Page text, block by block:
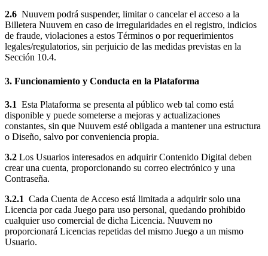
2.6 Nuuvem podrá suspender, limitar o cancelar el acceso a la
Billetera Nuuvem en caso de irregularidades en el registro, indicios
de fraude, violaciones a estos Términos o por requerimientos
legales/regulatorios, sin perjuicio de las medidas previstas en la
Sección 10.4.
3. Funcionamiento y Conducta en la Plataforma
3.1 Esta Plataforma se presenta al público web tal como está
disponible y puede someterse a mejoras y actualizaciones
constantes, sin que Nuuvem esté obligada a mantener una estructura
o Diseño, salvo por conveniencia propia.
3.2 Los Usuarios interesados en adquirir Contenido Digital deben
crear una cuenta, proporcionando su correo electrónico y una
Contraseña.
3.2.1 Cada Cuenta de Acceso está limitada a adquirir solo una
Licencia por cada Juego para uso personal, quedando prohibido
cualquier uso comercial de dicha Licencia. Nuuvem no
proporcionará Licencias repetidas del mismo Juego a un mismo
Usuario.